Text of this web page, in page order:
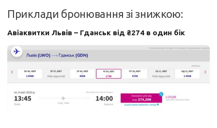
Приклади бронювання зі знижкою:
Авіаквитки Львів – Гданськ від ₴274 в один бік